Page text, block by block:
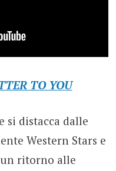
TO YOU
si distacca dalle
Western Stars e
un ritorno alle